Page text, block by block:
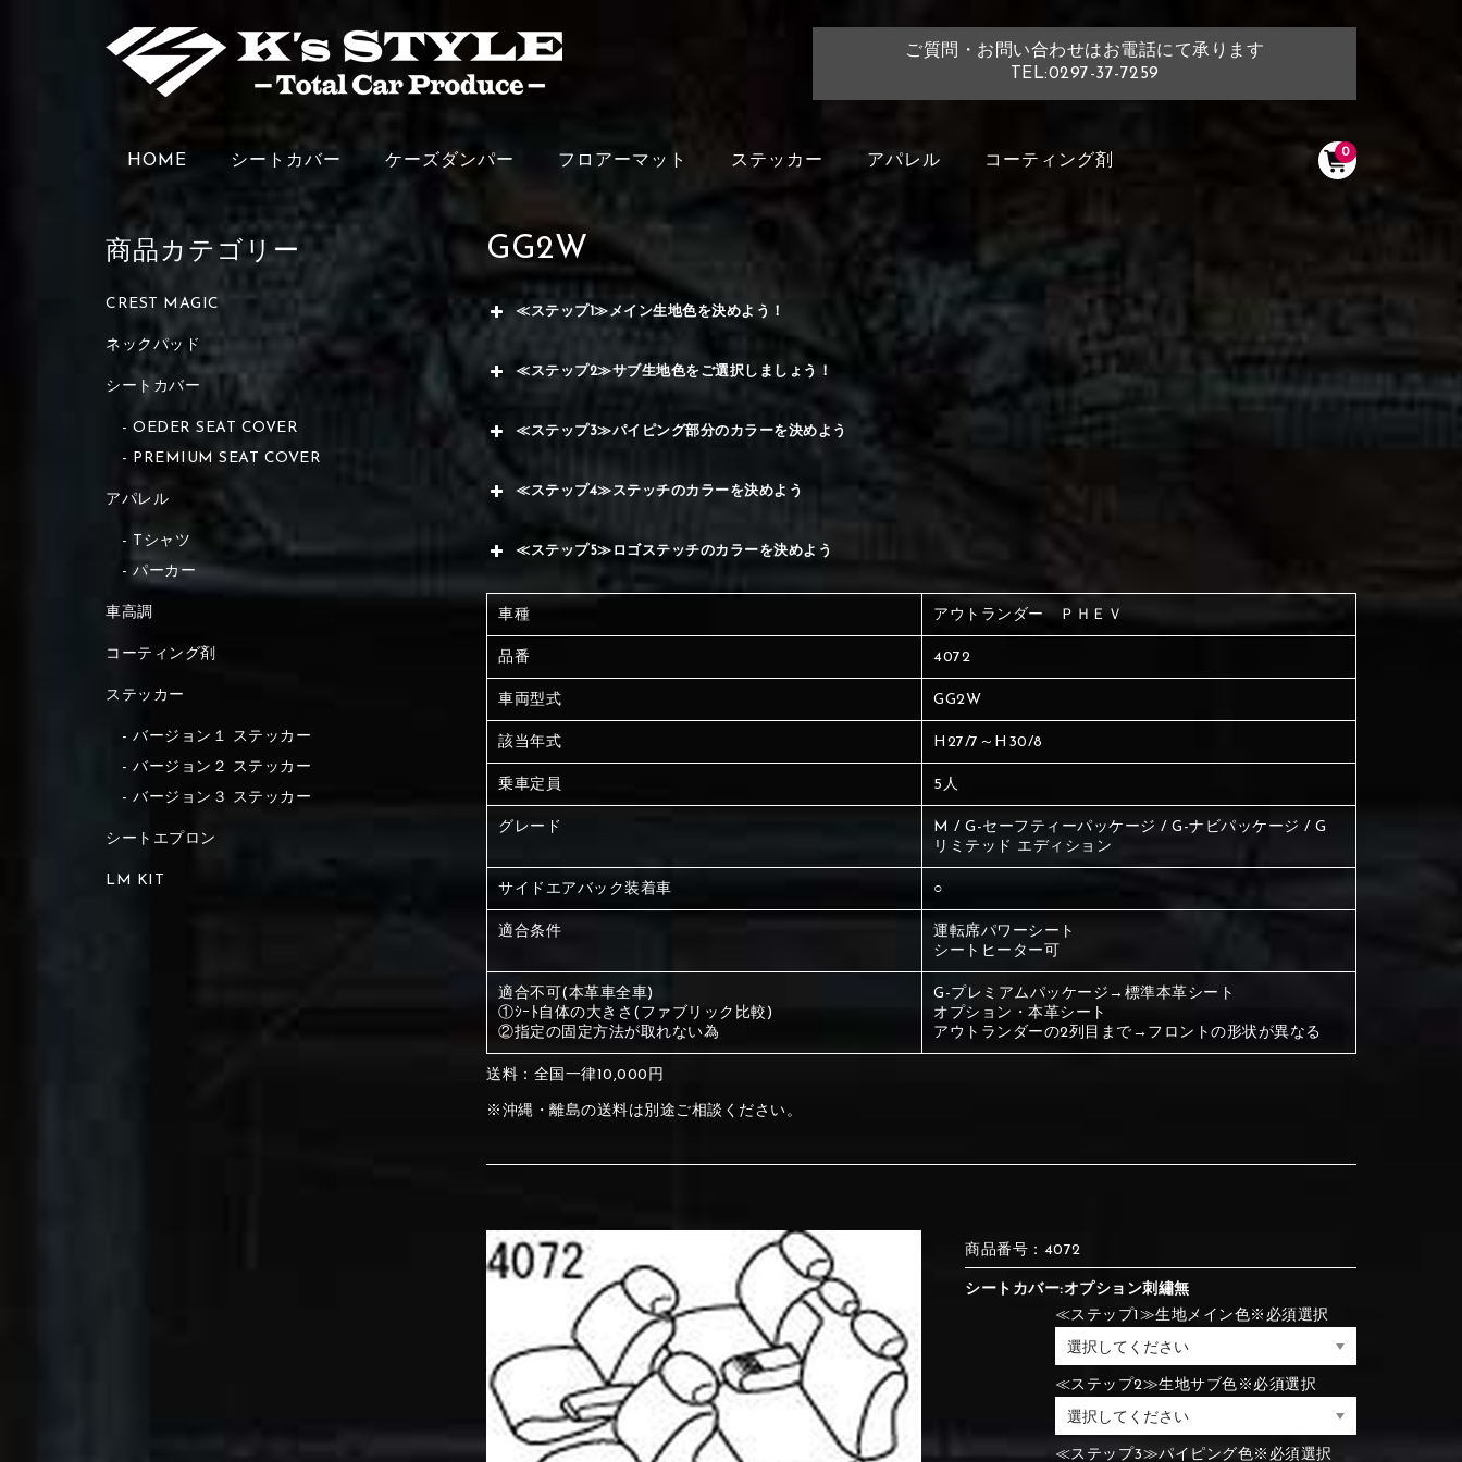
ご質問・お問い合わせはお電話にて承ります
TEL:0297-37-7259
0
HOME シートカバー ケーズダンパー フロアーマット ステッカー アパレル コーティング剤
GG2W
≪ステップ1≫メイン生地色を決めよう！
赤く塗られている場所を選択
ください
①Beige ③Red ④Brown
⑨Pink ⑩White ⑪Black
≪ステップ2≫サブ生地色をご選択しましょう！
赤く塗られている部分にカラ
ー選択ください
①Beige
⑤Dark Brown ⑥Yellow ⑦Blue
≪ステップ3≫パイピング部分のカラーを決めよう
ください
①Beige ②Gray
⑤Dark Brown ⑥Yellow ⑦Blue
≪ステップ4≫ステッチのカラーを決めよう
赤く塗られている場所を選択
ください
刺繍は下記21種類からご選択ください。
①Black ②Gray
⑤Ivory ⑥Red ⑦Wine-red ⑧Yellow
≪ステップ5≫ロゴステッチのカラーを決めよう
赤く塗られている場所を選択
ください
①Black ②Gray ③Light gray
⑤Ivory ⑥Red ⑦Wine-red ⑧Yellow
車種 アウトランダー ＰＨＥＶ
品番 4072
車両型式 GG2W
該当年式 H27/7～H30/8
乗車定員 5人
グレード
M / G-セーフティーパッケージ / G-ナビパッケージ / G
リミテッド エディション
サイドエアバック装着車 ○
適合条件
運転席パワーシート
シートヒーター可
適合不可(本革車全車)
①ｼｰﾄ自体の大きさ(ファブリック比較)
②指定の固定方法が取れない為
G-プレミアムパッケージ→標準本革シート
オプション・本革シート
アウトランダーの2列目まで→フロントの形状が異なる
送料：全国一律10,000円
※沖縄・離島の送料は別途ご相談ください。
商品番号：4072
シートカバー:オプション刺繡無
≪ステップ1≫生地メイン色※必須選択
≪ステップ2≫生地サブ色※必須選択
≪ステップ3≫パイピング色※必須選択
商品カテゴリー
CREST MAGIC
ネックパッド
シートカバー
OEDER SEAT COVER
PREMIUM SEAT COVER
アパレル
Tシャツ
パーカー
車高調
コーティング剤
ステッカー
バージョン１ ステッカー
バージョン２ ステッカー
バージョン３ ステッカー
シートエプロン
LM KIT